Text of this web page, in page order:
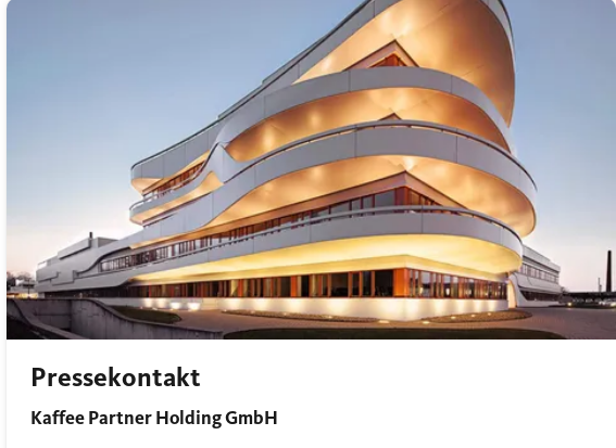
Pressekontakt
Kaffee Partner Holding GmbH